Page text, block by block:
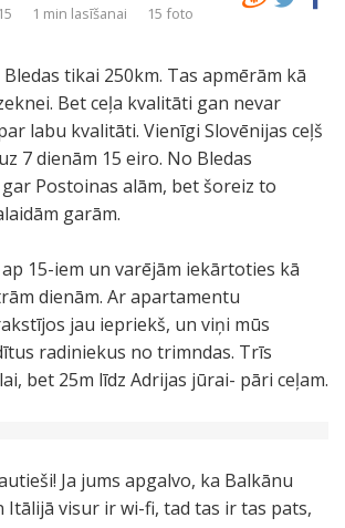
1 min lasīšanai 15 foto
tikai 250km. Tas apmērām kā
Bet ceļa kvalitāti gan nevar
labu kvalitāti. Vienīgi Slovēnijas ceļš
7 dienām 15 eiro. No Bledas
Postoinas alām, bet šoreiz to
garām.
15-iem un varējām iekārtoties kā
dienām. Ar apartamentu
jau iepriekš, un viņi mūs
radiniekus no trimndas. Trīs
bet 25m līdz Adrijas jūrai- pāri ceļam.
Ja jums apgalvo, ka Balkānu
Itālijā visur ir wi-fi, tad tas ir tas pats,